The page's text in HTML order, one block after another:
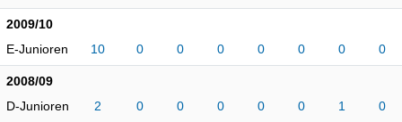
2009/10
E-Junioren
10 0 0 0 0 0 0 0
2008/09
D-Junioren
2 0 0 0 0 0 1 0